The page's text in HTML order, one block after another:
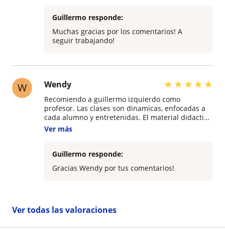
Guillermo responde:
Muchas gracias por los comentarios! A
seguir trabajando!
W Wendy ★★★★★
Recomiendo a guillermo izquierdo como
profesor. Las clases son dinamicas, enfocadas a
cada alumno y entretenidas. El material didactico
es de primer nivel. Ademas en el periodo de
compromiso y dedicacion.
Ver más
Guillermo responde:
Gracias Wendy por tus comentarios!
Ver todas las valoraciones